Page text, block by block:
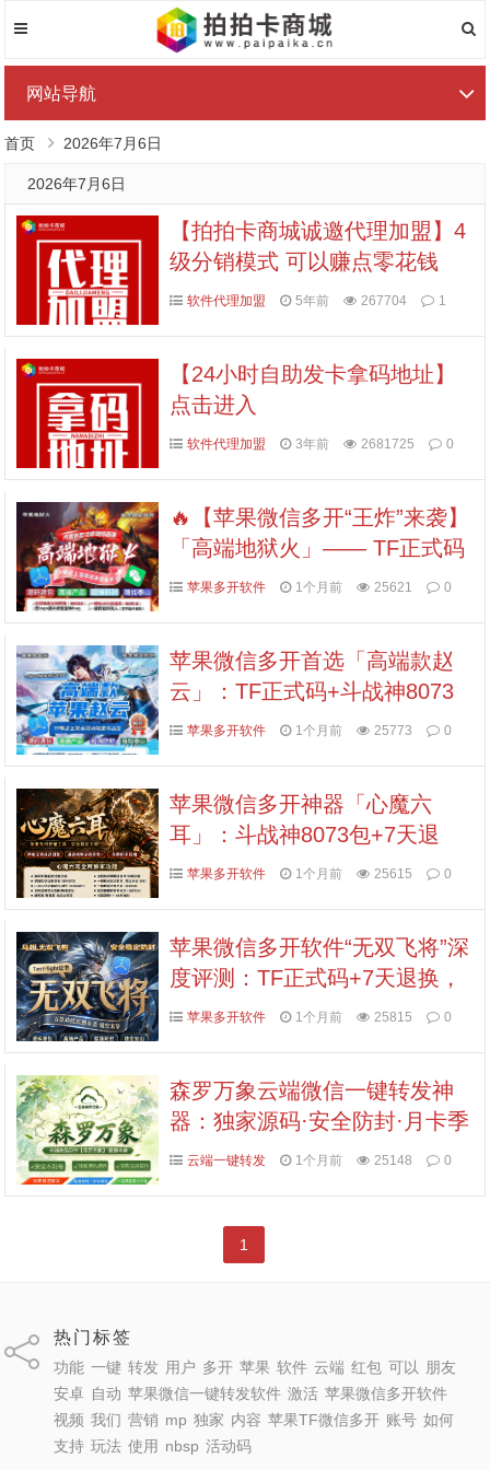
网站导航
首页 2026年7月6日
2026年7月6日
【拍拍卡商城诚邀代理加盟】4
级分销模式 可以赚点零花钱
软件代理加盟 5年前 267704 1
【24小时自助发卡拿码地址】
点击进入
软件代理加盟 3年前 2681725 0
🔥【苹果微信多开“王炸”来袭】
「高端地狱火」—— TF正式码
+斗战神8073包，7天退换，安
苹果多开软件 1个月前 25621 0
苹果微信多开首选「高端款赵
云」：TF正式码+斗战神8073
包，7天退换认准拍拍卡激活码
苹果多开软件 1个月前 25773 0
苹果微信多开神器「心魔六
耳」：斗战神8073包+7天退
换，认准拍拍卡激活码商城
苹果多开软件 1个月前 25615 0
苹果微信多开软件“无双飞将”深
度评测：TF正式码+7天退换，
拍拍卡激活码商城正品保障
苹果多开软件 1个月前 25815 0
森罗万象云端微信一键转发神
器：独家源码·安全防封·月卡季
卡半年卡年卡授权，7天无理由
云端一键转发 1个月前 25148 0
1
热门标签
功能 一键 转发 用户 多开 苹果 软件 云端 红包 可以
朋友
安卓 自动 苹果微信一键转发软件 激活 苹果微信多开软件
视频 我们 营销 mp 独家 内容 苹果TF微信多开 账号 如何
支持 玩法 使用 nbsp 活动码